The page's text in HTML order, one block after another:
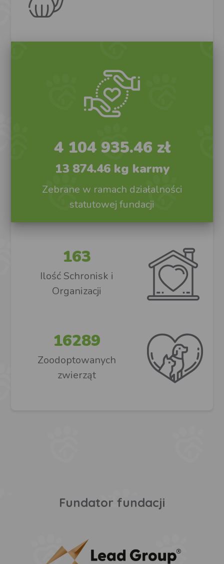
4 104 935.46 zł
13 874.46 kg karmy
Zebrane w ramach działalności
statutowej fundacji
163
Ilość Schronisk i
Organizacji
16289
Zoodoptowanych
zwierząt
Fundator fundacji